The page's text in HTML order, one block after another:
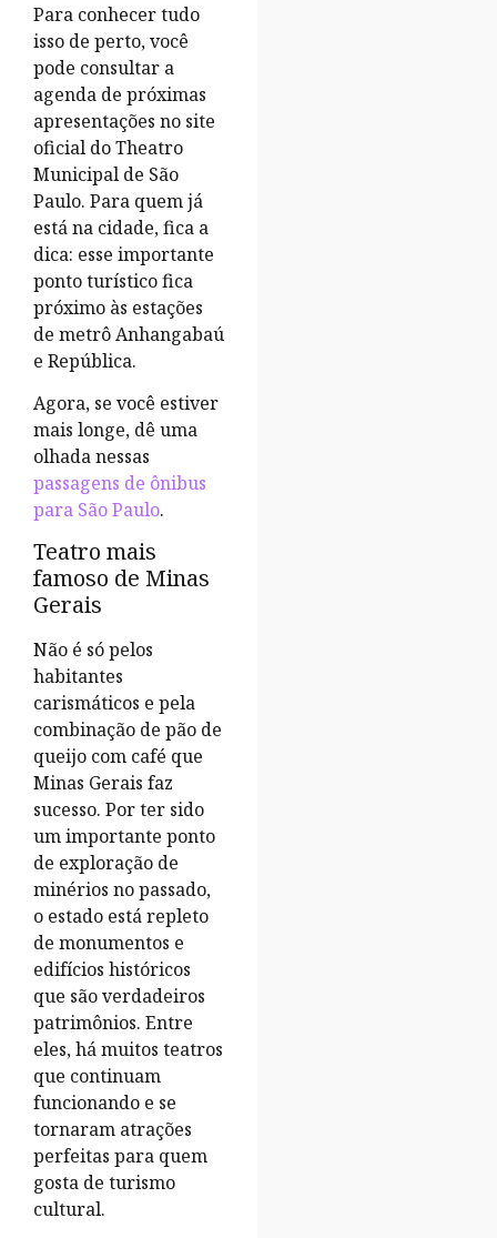
Para conhecer tudo
isso de perto, você
pode consultar a
agenda de próximas
apresentações no site
oficial do Theatro
Municipal de São
Paulo. Para quem já
está na cidade, fica a
dica: esse importante
ponto turístico fica
próximo às estações
de metrô Anhangabaú
e República.
Agora, se você estiver
mais longe, dê uma
olhada nessas
passagens de ônibus
para São Paulo.
Teatro mais
famoso de Minas
Gerais
Não é só pelos
habitantes
carismáticos e pela
combinação de pão de
queijo com café que
Minas Gerais faz
sucesso. Por ter sido
um importante ponto
de exploração de
minérios no passado,
o estado está repleto
de monumentos e
edifícios históricos
que são verdadeiros
patrimônios. Entre
eles, há muitos teatros
que continuam
funcionando e se
tornaram atrações
perfeitas para quem
gosta de turismo
cultural.